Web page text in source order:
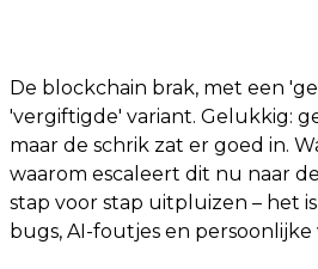
De blockchain brak, met een
'vergiftigde' variant. Gelukkig:
maar de schrik zat er goed in.
waarom escaleert dit nu naar
stap voor stap uitpluizen – het
bugs, AI-foutjes en persoonlijke